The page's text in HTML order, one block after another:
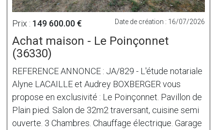
Prix : 149 600.00 € Date de création : 16/07/2026
Achat maison - Le Poinçonnet
(36330)
REFERENCE ANNONCE : JA/829 - L'étude notariale
Alyne LACAILLE et Audrey BOXBERGER vous
propose en exclusivité : Le Poinçonnet. Pavillon de
Plain pied. Salon de 32m2 traversant, cuisine semi
ouverte. 3 Chambres. Chauffage électrique. Garage